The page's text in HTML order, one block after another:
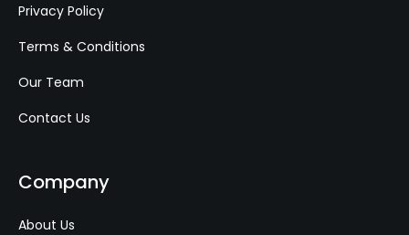
Privacy Policy
Terms & Conditions
Our Team
Contact Us
Company
About Us